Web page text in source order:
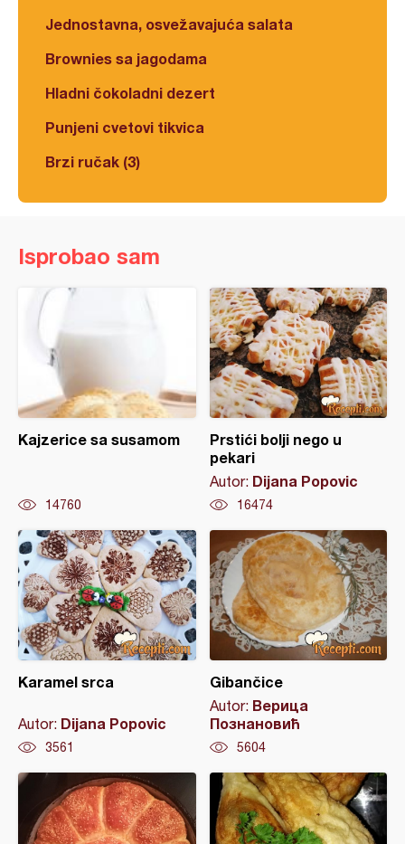
Jednostavna, osvežavajuća salata
Brownies sa jagodama
Hladni čokoladni dezert
Punjeni cvetovi tikvica
Brzi ručak (3)
Isprobao sam
Kajzerice sa susamom
14760
Prstići bolji nego u
pekari
Autor: Dijana Popovic
16474
Karamel srca
Autor: Dijana Popovic
3561
Gibančice
Autor: Верица
Познановић
5604